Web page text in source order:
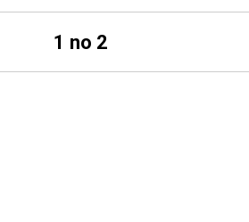
1 no 2